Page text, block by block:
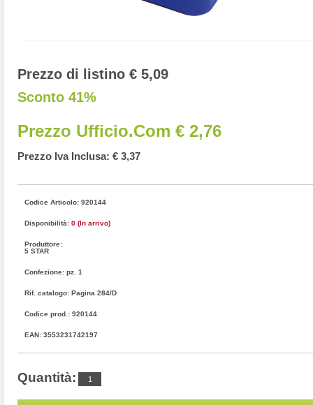
Prezzo di listino € 5,09
Sconto 41%
Prezzo Ufficio.com € 2,76
Prezzo Iva Inclusa: € 3,37
Codice Articolo: 920144
Disponibilità: 0 (In arrivo)
Produttore:
5 STAR
Confezione: pz. 1
Rif. catalogo: Pagina 284/D
Codice prod.: 920144
EAN: 3553231742197
Quantità: